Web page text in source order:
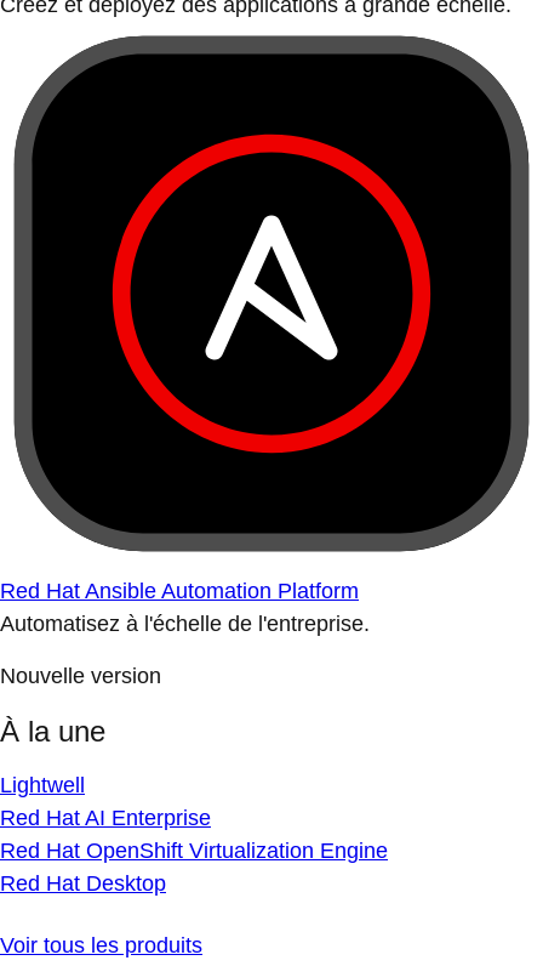
Créez et déployez des applications à grande échelle.
Red Hat Ansible Automation Platform
Automatisez à l'échelle de l'entreprise.
Nouvelle version
À la une
Lightwell
Red Hat AI Enterprise
Red Hat OpenShift Virtualization Engine
Red Hat Desktop
Voir tous les produits